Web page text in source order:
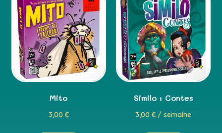
Mito
3,00 €
Similo : Contes
3,00€ / semaine